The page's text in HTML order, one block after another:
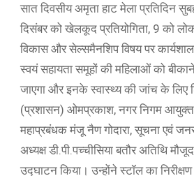
सात दिवसीय अमृता हाट मेला प्रतिदिन
दिसंबर को खेलकूद प्रतियोगिता, 9 को
विकास और सेल्समैनशिप विषय पर
स्वयं सहायता समूहों की महिलाओं को
जाएगा और इनके स्वास्थ्य की जांच के लिए
(प्रशासन) ओमप्रकाश, नगर निगम आयुक्त
महाप्रबंधक मंजू नैण गोदारा, सूचना एवं
अध्यक्ष डी.पी.पच्चीसिया बतौर अतिथि
उद्घाटन किया। उन्होंने स्टॉल का